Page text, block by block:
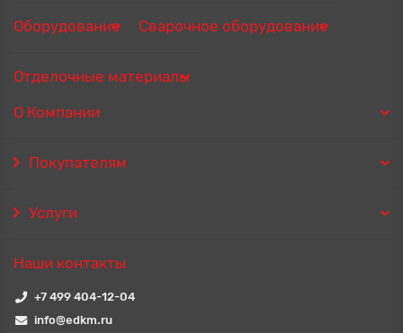
Оборудование Сварочное оборудование
Отделочные материалы
О Компании
Покупателям
Услуги
Наши контакты
+7 499 404-12-04
info@edkm.ru